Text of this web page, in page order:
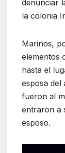
denunciar
la colonia
Marinos,
elementos
hasta el
esposa del
fueron al
entraron a
esposo.